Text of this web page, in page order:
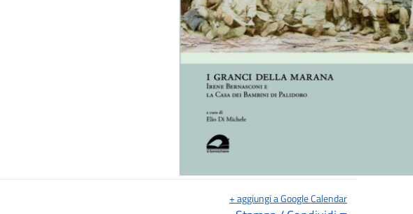
+ aggiungi a Google Calendar